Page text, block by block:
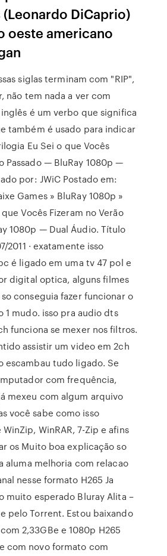
(Leonardo DiCaprio)
oeste americano
siglas terminam com "RIP",
não tem nada a ver com
é um verbo que significa
também é usado para indicar
Eu Sei o que Vocês
Passado — BluRay 1080p —
por: JWiC Postado em:
Games » BluRay 1080p »
Vocês Fizeram no Verão
1080p — Dual Áudio. Título
2011 · exatamente isso
é ligado em uma tv 47 pol e
digital optica, alguns filmes
conseguia fazer funcionar o
1 mudo. isso pra audio dts
funciona se mexer nos filtros.
assistir um video em 2ch
escambau tudo ligado. Se
com frequência,
mexeu com algum arquivo
você sabe como isso
WinRAR, 7-Zip e afins
os Muito boa explicação so
aluma melhoria com relacao
nesse formato H265 Ja
muito esperado Bluray Alita –
pelo Torrent. Estou baixando
2,33GBe e 1080p H265
com novo formato com